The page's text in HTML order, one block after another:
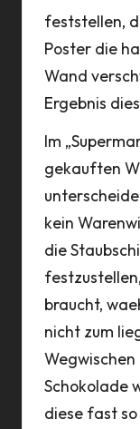
feststellen,
Poster die
Wand
Ergebnis
Im
gekauften
kein
die
braucht,
nicht zum
Schokolade
diese fast